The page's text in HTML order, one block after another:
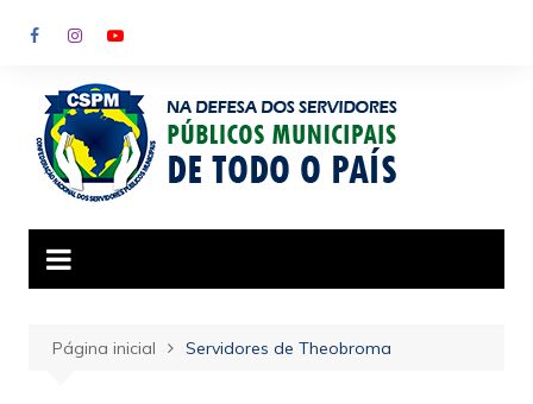
para
conteúdo
Página inicial Servidores de Theobroma